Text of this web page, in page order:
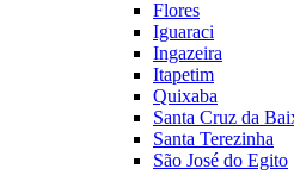
Flores
Iguaraci
Ingazeira
Itapetim
Quixaba
Santa Cruz da
Santa Terezinha
São José do Egito